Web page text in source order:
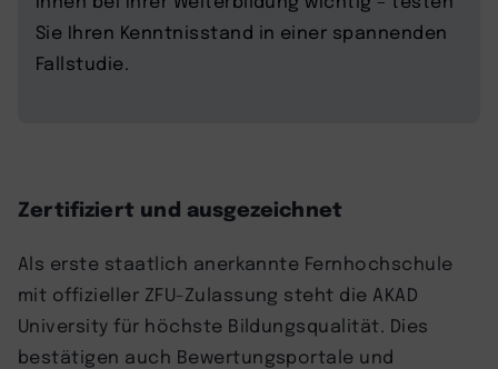
Sie Ihren Kenntnisstand in einer spannenden
Fallstudie.
Zertifiziert und ausgezeichnet
Als erste staatlich anerkannte Fernhochschule
mit offizieller ZFU-Zulassung steht die AKAD
University für höchste Bildungsqualität. Dies
bestätigen auch Bewertungsportale und